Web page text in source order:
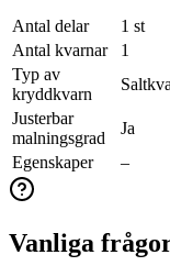
Antal delar
1 st
Antal kvarnar
1
Typ av
kryddkvarn
Justerbar
malningsgrad
Ja
Egenskaper
–
Vanliga